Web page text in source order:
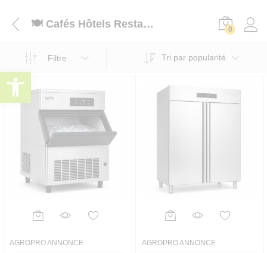
🍽️ Cafés Hôtels Restaurants 0
Filtre Tri par popularité
AGROPRO ANNONCE AGROPRO ANNONCE
Ouvrir la barre d’outils